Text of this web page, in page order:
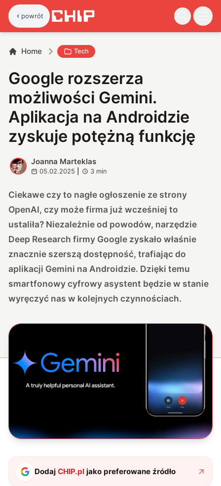
powrót
Home Tech
Google rozszerza
możliwości Gemini.
Aplikacja na Androidzie
zyskuje potężną funkcję
J
Joanna Marteklas
05.02.2025 3 min
Ciekawe czy to nagłe ogłoszenie ze strony
OpenAI, czy może firma już wcześniej to
ustaliła? Niezależnie od powodów, narzędzie
Deep Research firmy Google zyskało właśnie
znacznie szerszą dostępność, trafiając do
aplikacji Gemini na Androidzie. Dzięki temu
smartfonowy cyfrowy asystent będzie w stanie
wyręczyć nas w kolejnych czynnościach.
DodajCHIP.pl jako preferowane źródło